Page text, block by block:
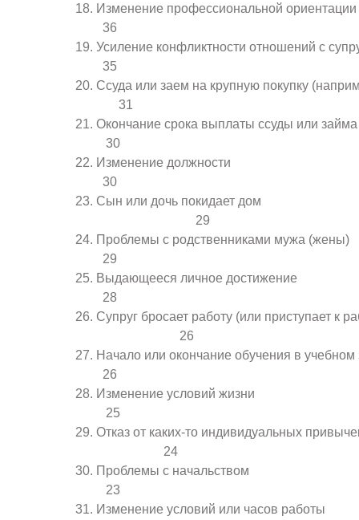
Изменение
36
Усиление конфликтности
35
Ссуда или заем на крупную покупку
31
Окончание срока выплаты
30
Изменение
30
Сын или дочь покидает
29
Проблемы с
29
Выдающееся личное
28
Супруг бросает работу (или приступает к
26
Начало или окончание обучения в
26
Изменение
25
Отказ от каких-то индивидуальных
24
Проблемы с
23
Изменение условий или